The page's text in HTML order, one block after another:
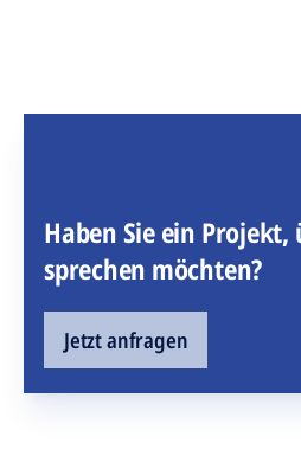
Haben Sie ein Projekt,
sprechen möchten?
Jetzt anfragen